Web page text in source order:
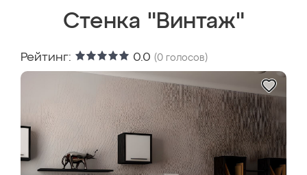
Стенка "Винтаж"
Рейтинг: 0.0 (0 голосов)